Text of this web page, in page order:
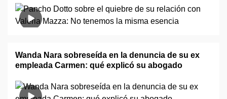
Wanda Nara sobreseída en la denuncia de su ex
empleada Carmen: qué explicó su abogado